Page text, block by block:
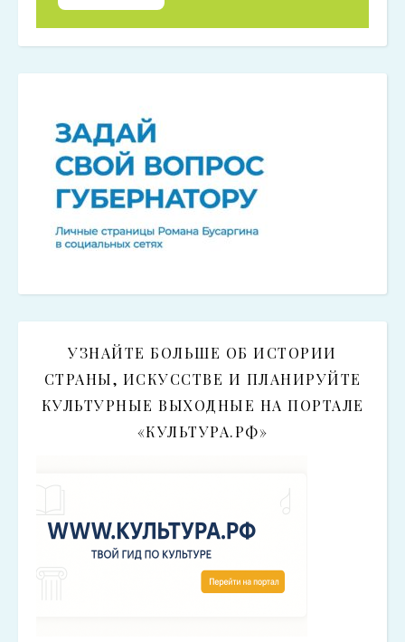
УЗНАЙТЕ БОЛЬШЕ ОБ ИСТОРИИ
СТРАНЫ, ИСКУССТВЕ И ПЛАНИРУЙТЕ
КУЛЬТУРНЫЕ ВЫХОДНЫЕ НА ПОРТАЛЕ
«КУЛЬТУРА.РФ»